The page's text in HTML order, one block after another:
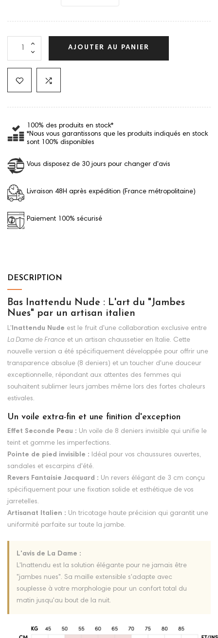
AJOUTER AU PANIER
100% des produits en stock*
*Nous vous garantissons que les produits indiqués en stock
sont 100% disponibles
Vous disposez de 30 jours pour changer d'avis
Livraison 48H après expédition (France métropolitaine)
Paiement 100% sécurisé
DESCRIPTION
Bas Inattendu Nude : L'art du "Jambes
Nues" par un artisan italien
L' Inattendu Nude est le fruit d'une collaboration exclusive entre
La Dame de France et un artisan chaussetier en Italie. Cette
nouvelle version a été spécifiquement développée pour offrir une
transparence absolue (8 deniers) et un toucher d'une douceur
exceptionnelle, répondant aux attentes des femmes qui
souhaitent sublimer leurs jambes même lors des fortes chaleurs
estivales.
Un voile extra-fin et une finition d'exception
Effet Seconde Peau : Un voile de 8 deniers invisible qui unifie le
teint et gomme les imperfections.
Pointe de pied invisible : Idéal pour vos chaussures ouvertes,
sandales et escarpins d'été.
Revers Fantaisie Jacquard : Un revers élégant de 3 cm conçu
spécifiquement pour une fixation solide et esthétique de vos
jarretelles.
Artisanat Italien : Un tricotage haute précision qui garantit une
uniformité parfaite sur toute la jambe.
L'avis de La Dame :
L'Inattendu est la solution élégante pour ne jamais être
"jambes nues". Sa maille extensible s'adapte avec
souplesse à votre morphologie pour un confort total du
matin jusqu'au bout de la nuit.